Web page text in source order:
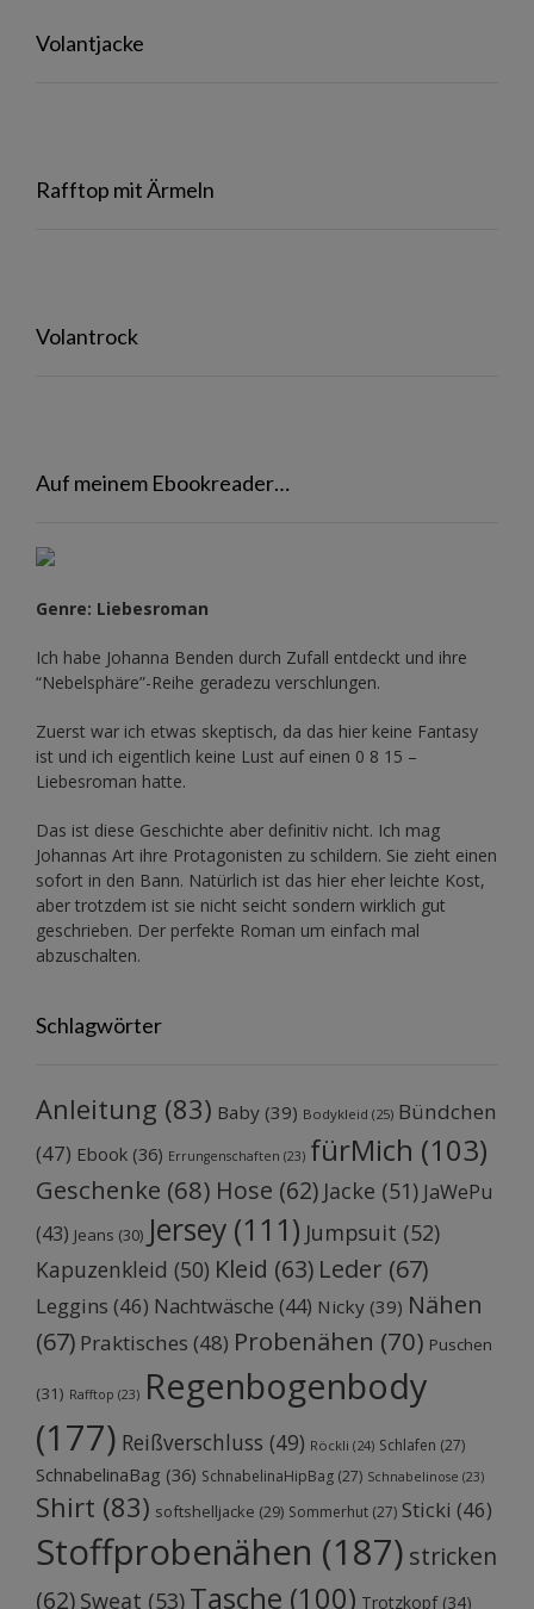
Volantjacke
Rafftop mit Ärmeln
Volantrock
Auf meinem Ebookreader…
Genre: Liebesroman
Ich habe Johanna Benden durch Zufall entdeckt und ihre
“Nebelsphäre”-Reihe geradezu verschlungen.
Zuerst war ich etwas skeptisch, da das hier keine Fantasy
ist und ich eigentlich keine Lust auf einen 0 8 15 –
Liebesroman hatte.
Das ist diese Geschichte aber definitiv nicht. Ich mag
Johannas Art ihre Protagonisten zu schildern. Sie zieht einen
sofort in den Bann. Natürlich ist das hier eher leichte Kost,
aber trotzdem ist sie nicht seicht sondern wirklich gut
geschrieben. Der perfekte Roman um einfach mal
abzuschalten.
Schlagwörter
Anleitung (83) Baby (39) Bodykleid (25) Bündchen
(47) Ebook (36) Errungenschaften (23) fürMich (103)
Geschenke (68) Hose (62) Jacke (51) JaWePu
(43) Jeans (30) Jersey (111) Jumpsuit (52)
Kapuzenkleid (50) Kleid (63) Leder (67)
Leggins (46) Nachtwäsche (44) Nicky (39) Nähen
(67) Praktisches (48) Probenähen (70) Puschen
(31) Rafftop (23) Regenbogenbody
(177) Reißverschluss (49) Röckli (24) Schlafen (27)
SchnabelinaBag (36) SchnabelinaHipBag (27) Schnabelinose (23)
Shirt (83) softshelljacke (29) Sommerhut (27) Sticki (46)
Stoffprobenähen (187) stricken
(62) Sweat (53) Tasche (100) Trotzkopf(34)